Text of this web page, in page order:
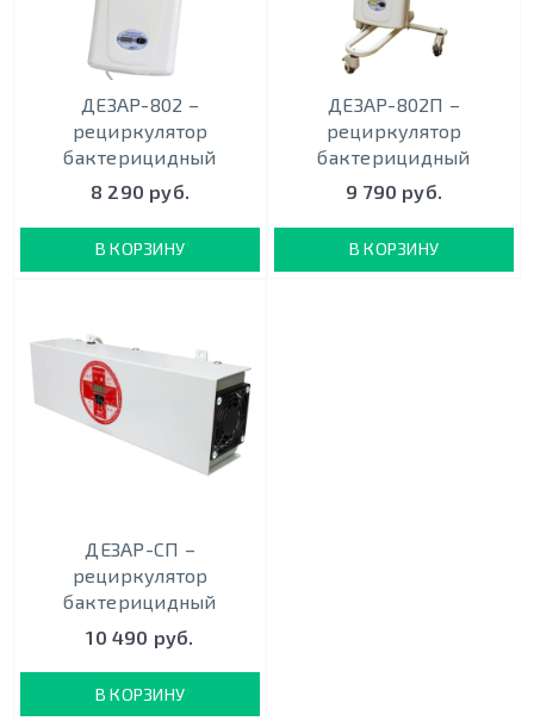
ДЕЗАР-802 –
рециркулятор
бактерицидный
8 290 руб.
В КОРЗИНУ
ДЕЗАР-802П –
рециркулятор
бактерицидный
9 790 руб.
В КОРЗИНУ
ДЕЗАР-СП –
рециркулятор
бактерицидный
10 490 руб.
В КОРЗИНУ